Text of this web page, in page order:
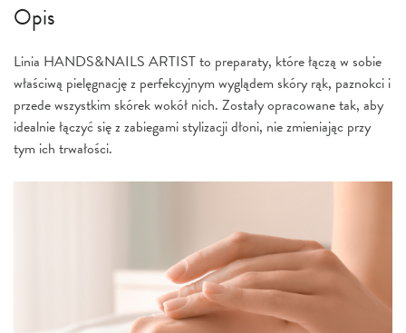
Opis
Linia HANDS&NAILS ARTIST to preparaty, które łączą w sobie
właściwą pielęgnację z perfekcyjnym wyglądem skóry rąk, paznokci i
przede wszystkim skórek wokół nich. Zostały opracowane tak, aby
idealnie łączyć się z zabiegami stylizacji dłoni, nie zmieniając przy
tym ich trwałości.